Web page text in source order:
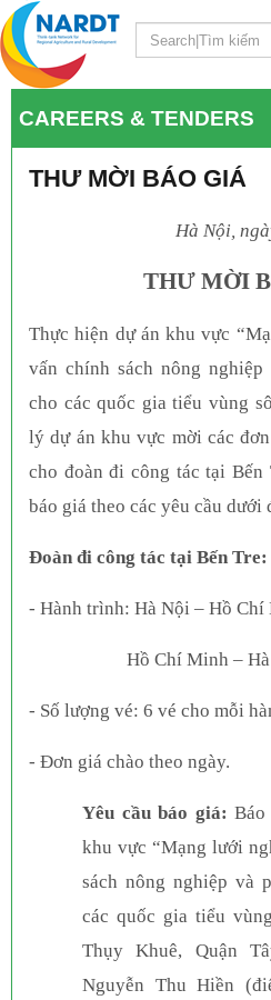
CAREERS & TENDERS
THƯ MỜI BÁO GIÁ
Hà Nội,
THƯ MỜI
Thực hiện dự án khu vực
vấn chính sách nông
cho các quốc gia tiểu vùng
lý dự án khu vực mời các
cho đoàn đi công tác tại
báo giá theo các yêu cầu dưới
Đoàn đi công tác tại Bến Tre:
- Hành trình: Hà Nội – Hồ Chí
Hồ Chí Minh – Hà
- Số lượng vé: 6 vé cho mỗi
- Đơn giá chào theo ngày.
Yêu cầu báo giá:
khu vực “Mạng lưới
sách nông nghiệp và
các quốc gia tiểu
Thụy Khuê, Quận
Nguyễn Thu Hiền